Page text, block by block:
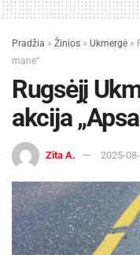
reikia lyderystės
Pradžia » Žinios » Ukmergė »
mane“
Rugsėjį
akcija
Zita A. 2025-